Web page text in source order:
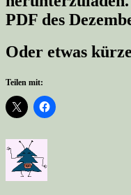
PDF des
Oder etwas
Teilen mit: